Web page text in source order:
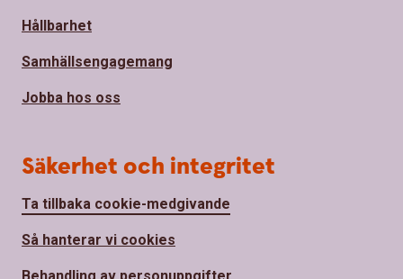
Hållbarhet
Samhällsengagemang
Jobba hos oss
Säkerhet och integritet
Ta tillbaka cookie-medgivande
Så hanterar vi cookies